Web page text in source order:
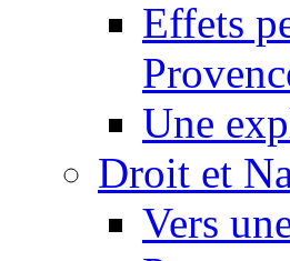
Effets
Une
Droit et
Vers